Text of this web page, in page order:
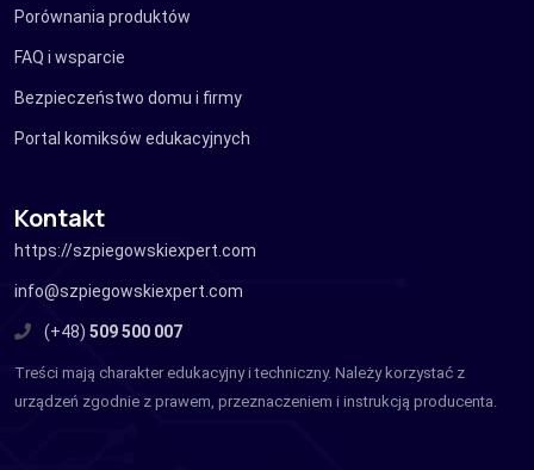
Porównania produktów
FAQ i wsparcie
Bezpieczeństwo domu i firmy
Portal komiksów edukacyjnych
Kontakt
https://szpiegowskiexpert.com
info@szpiegowskiexpert.com
(+48) 509 500 007
Treści mają charakter edukacyjny i techniczny. Należy korzystać z
urządzeń zgodnie z prawem, przeznaczeniem i instrukcją producenta.